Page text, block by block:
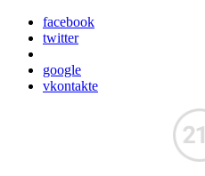
facebook
twitter
google
vkontakte